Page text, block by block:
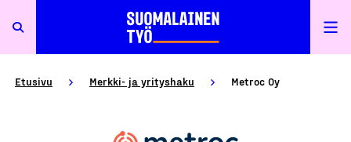
Etusivu Merkki- ja yrityshaku Metroc Oy